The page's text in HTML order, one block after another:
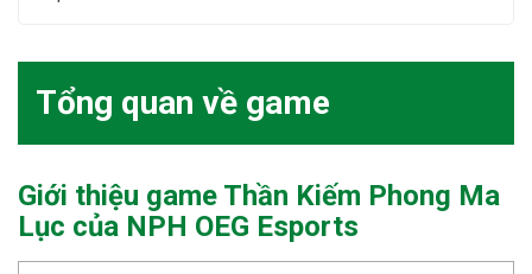
Tổng quan về game
Giới thiệu game Thần Kiếm Phong Ma
Lục của NPH OEG Esports